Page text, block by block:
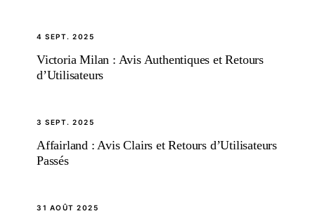
4 SEPT. 2025
Victoria Milan : Avis Authentiques et Retours
d’Utilisateurs
3 SEPT. 2025
Affairland : Avis Clairs et Retours d’Utilisateurs
Passés
31 AOÛT 2025